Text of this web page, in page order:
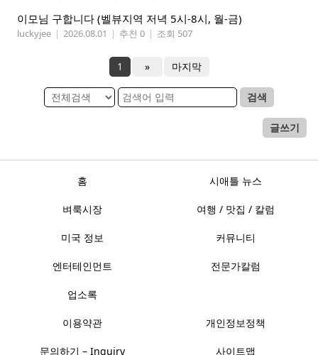
이모님 구합니다 (벨뷰지역 저녁 5시-8시, 월-금)
luckyjee | 2026.08.01 | 추천 0 | 조회 507
1 » 마지막
검색
글쓰기
홈 시애틀 뉴스
벼룩시장 여행 / 맛집 / 칼럼
미국 정보 커뮤니티
엔터테인먼트 전문가칼럼
업소록
이용약관 개인정보정책
문의하기 – Inquiry 사이트맵